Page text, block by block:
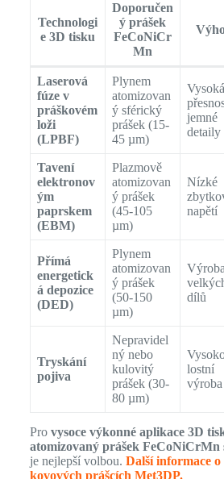
Technologi
e 3D tisku
Doporučen
ý prášek
FeCoNiCr
Mn
Laserová
fúze v
práškovém
loži
(LPBF)
Plynem
atomizovan
ý sférický
prášek (15-
45 µm)
Vysoká
jemné
detaily
Tavení
elektronov
ým
paprskem
(EBM)
Plazmově
atomizovan
ý prášek
(45-105
µm)
Nízké
napětí
Přímá
energetick
á depozice
(DED)
Plynem
atomizovan
ý prášek
(50-150
µm)
dílů
Tryskání
pojiva
Nepravidel
ný nebo
kulovitý
prášek (30-
80 µm)
lostní
výroba
Pro vysoce výkonné aplikace 3D
atomizovaný prášek FeCoNiCrMn
je nejlepší volbou. Další informace
kovových prášcích Met3DP.